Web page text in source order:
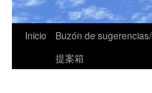
Saltar
Inicio
Buzón de sugerencias/
提案箱